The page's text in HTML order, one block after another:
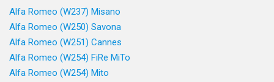
Alfa Romeo (W237) Misano
Alfa Romeo (W250) Savona
Alfa Romeo (W251) Cannes
Alfa Romeo (W254) FiRe MiTo
Alfa Romeo (W254) Mito